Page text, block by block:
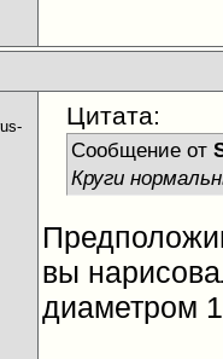
Цитата:
Сообщение от
Круги
вы
диаметром